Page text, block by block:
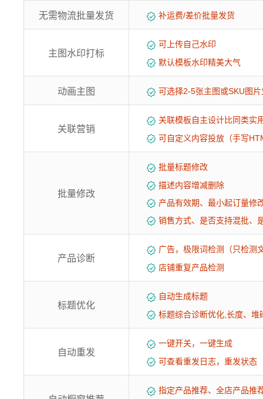
无需物流批量发货 补运费/差价批量发货
主图水印打标
可上传自己水印
默认模板水印精美大气
动画主图 可选择2-5张主图或SKU图
关联营销
关联模板自主设计比同类实
可自定义内容投放（手写
批量修改
批量标题修改
描述内容增减删除
产品有效期、最小起订量修
销售方式、是否支持混批、
产品诊断
广告，极限词检测（只检测
店铺重复产品检测
标题优化
自动生成标题
标题综合诊断优化,长度、堆
自动重发
一键开关，一键生成
可查看重发日志，重发状态
指定产品推荐、全店产品推